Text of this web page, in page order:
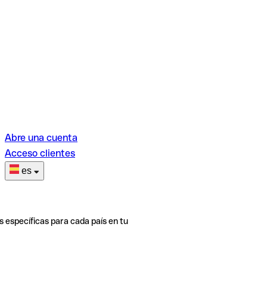
Abre una cuenta
Acceso clientes
es
específicas para cada país en tu